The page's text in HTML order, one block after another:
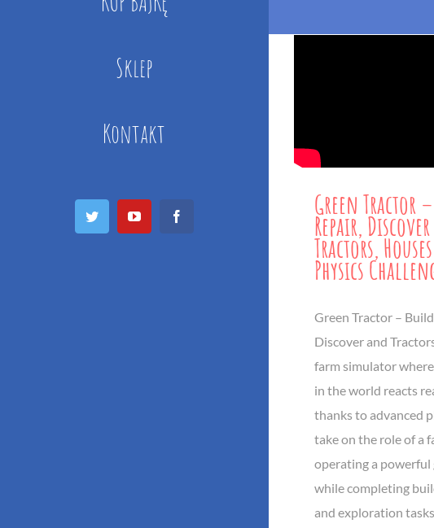
Sklep
Kontakt
Twitter YouTube Green Tractor
Repair,
Tractors,
Physics
Green Tractor –
Discover and
farm simulator
in the world reacts
thanks to advanced
take on the role of a
operating a
while completing
and exploration